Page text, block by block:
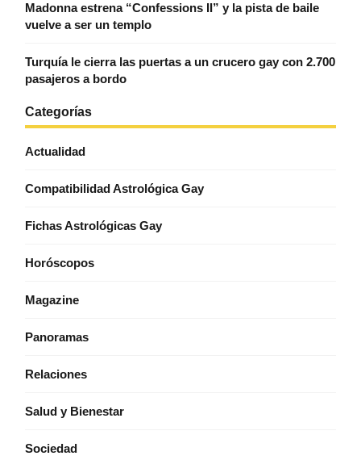
Madonna estrena “Confessions II” y la pista de baile
vuelve a ser un templo
Turquía le cierra las puertas a un crucero gay con 2.700
pasajeros a bordo
Categorías
Actualidad
Compatibilidad Astrológica Gay
Fichas Astrológicas Gay
Horóscopos
Magazine
Panoramas
Relaciones
Salud y Bienestar
Sociedad